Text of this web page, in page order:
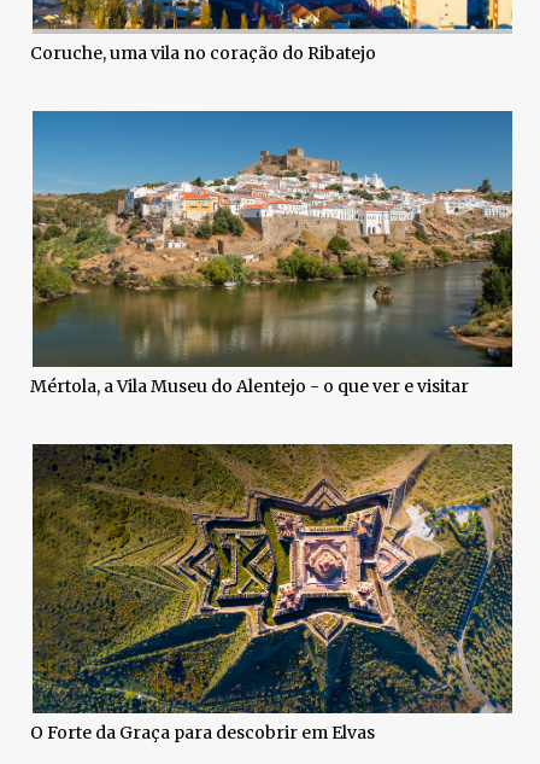
Coruche, uma vila no coração do Ribatejo
Mértola, a Vila Museu do Alentejo - o que ver e visitar
O Forte da Graça para descobrir em Elvas